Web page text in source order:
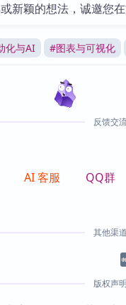
新颖的想法，诚邀您
化与AI #图表与可视化
反馈交
AI 客服 QQ群
其他渠道
版权声明